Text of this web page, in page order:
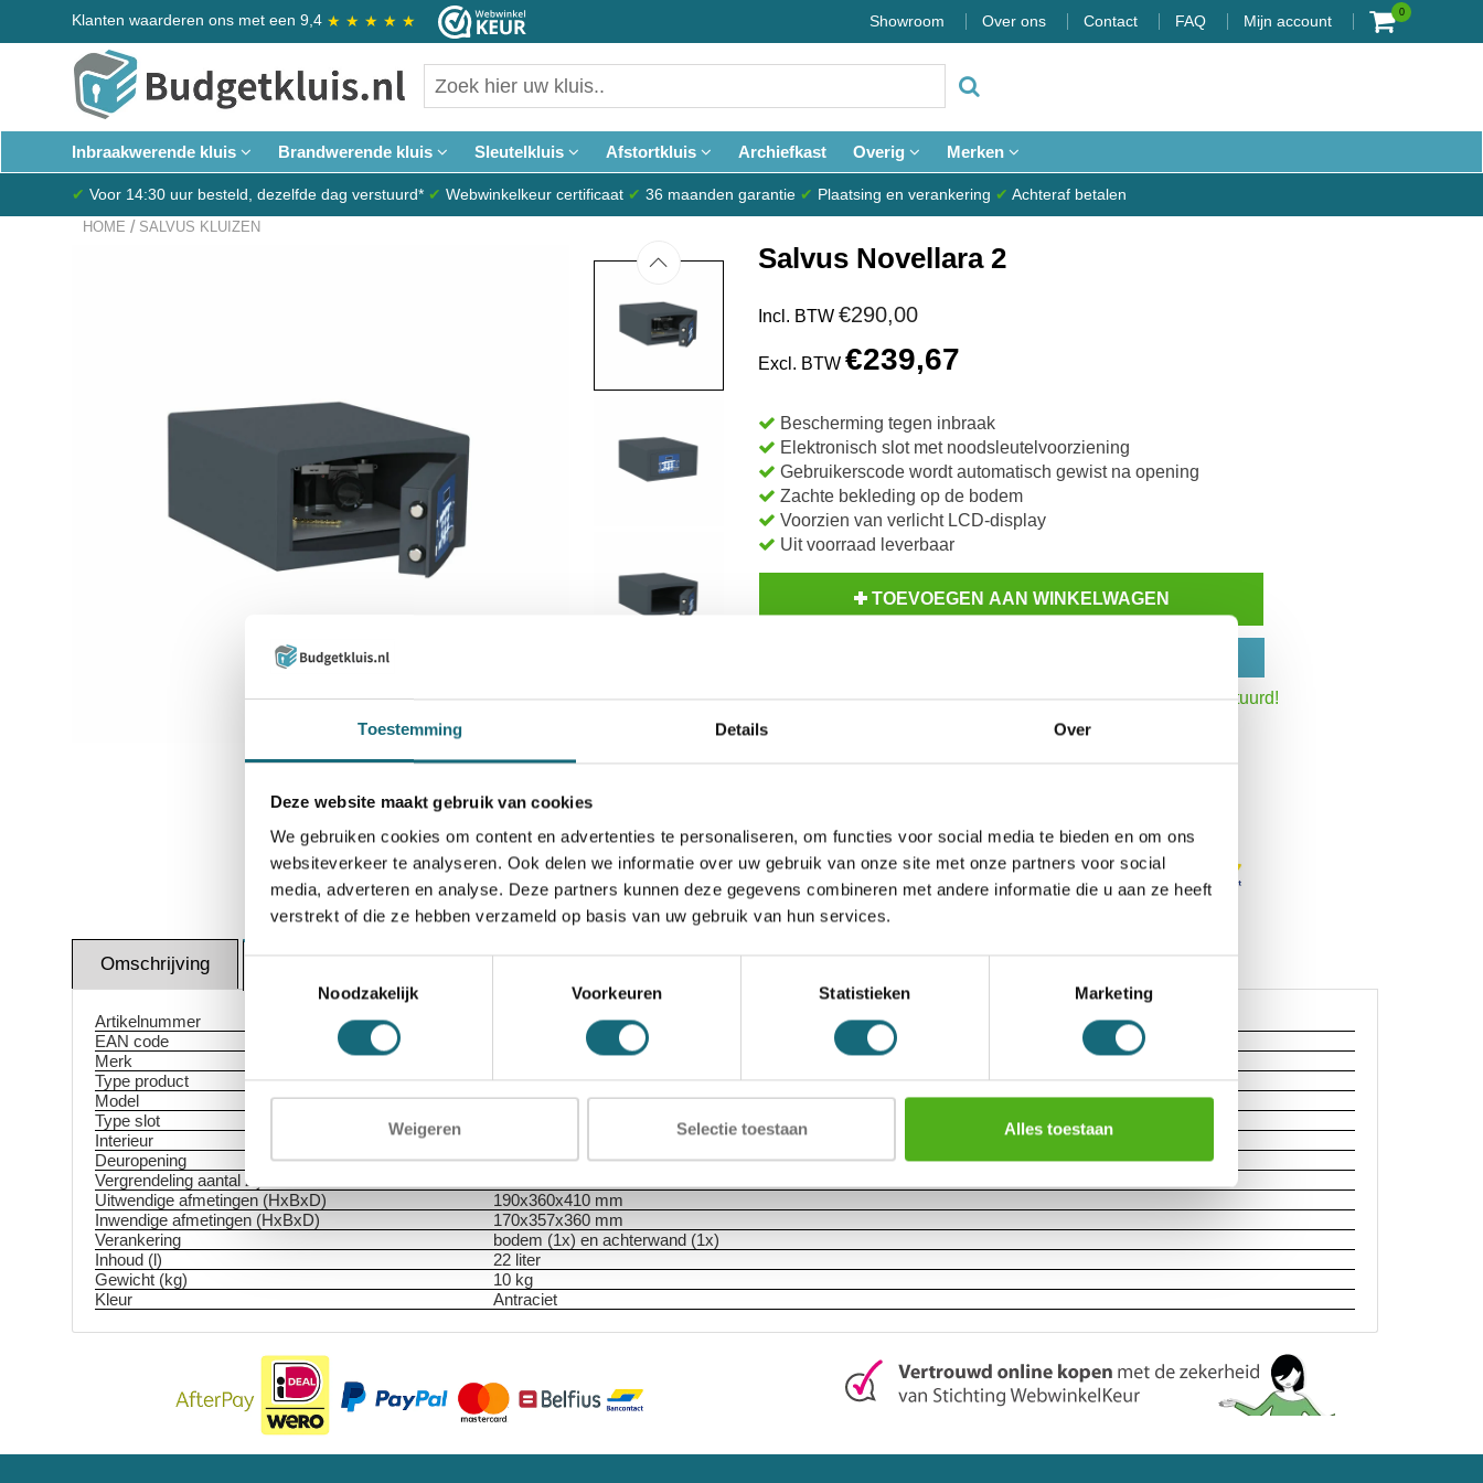
Toestemming Details Over
Deze website maakt gebruik van cookies
We gebruiken cookies om content en advertenties te personaliseren, om functies voor social media te bieden en om ons
websiteverkeer te analyseren. Ook delen we informatie over uw gebruik van onze site met onze partners voor social
media, adverteren en analyse. Deze partners kunnen deze gegevens combineren met andere informatie die u aan ze heeft
verstrekt of die ze hebben verzameld op basis van uw gebruik van hun services.
Noodzakelijk
Voorkeuren Statistieken Marketing
Weigeren Selectie toestaan Alles toestaan
Klanten waarderen ons met een 9,4 ★ ★ ★ ★ ★ Showroom Over ons Contact FAQ Mijn account
0
Inbraakwerende kluis Brandwerende kluis Sleutelkluis Afstortkluis Archiefkast Overig Merken
✔ Voor 14:30 uur besteld, dezelfde dag verstuurd* ✔ Webwinkelkeur certificaat ✔ 36 maanden garantie ✔ Plaatsing en verankering ✔ Achteraf betalen
HOME / SALVUS KLUIZEN
Salvus Novellara 2
Incl. BTW €290,00
Excl. BTW €239,67
Bescherming tegen inbraak
Elektronisch slot met noodsleutelvoorziening
Gebruikerscode wordt automatisch gewist na opening
Zachte bekleding op de bodem
Voorzien van verlicht LCD-display
Uit voorraad leverbaar
TOEVOEGEN AAN WINKELWAGEN
Op voorraad? Besteld voor14:30 uur,dezelfde werkdag verstuurd!
Uw keuze zal toevoegen aan het totaalbedrag
Omschrijving
Artikelnummer
EAN code
8017088062167
Merk
Type product
Hotelkluis
Model
Novallera 2
Type slot
Elektronisch slot met noodsleutelvoorziening (incl. batterijen)
Interieur
Voorzien van zachte bekleding
Deuropening
90 graden
Vergrendeling aantal zijden
Uitwendige afmetingen (HxBxD)
190x360x410 mm
Inwendige afmetingen (HxBxD)
170x357x360 mm
Verankering
bodem (1x) en achterwand (1x)
Inhoud (l)
22 liter
Gewicht (kg)
10 kg
Kleur
Antraciet